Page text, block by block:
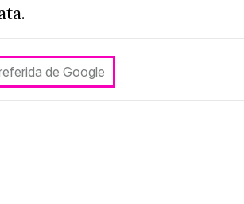
de Google